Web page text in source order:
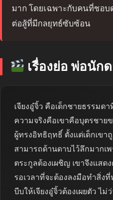
มาก โดยเฉพาะกับคนที่ชอบ
ต่อสู้ที่มีกลยุทธ์ซับซ้อน
เรื่องย่อ พ่อนัก
เจียงอู๋จิ้ว คือเด็กชายธรรมด
ความจริงคือเขาคือบุตรชาย
ผู้ทรงอิทธิฤทธิ์ ตั้งแต่เด็กเขา
สามารถด้านดาบไว้ลึกมากเ
ตระกูลต้องเผชิญ เขาจึงแสด
รอเวลาที่จะต้องลงมือทำสิ่ง
บีบให้เจียงอู๋จิ้วต้องเผยตัว ไม่